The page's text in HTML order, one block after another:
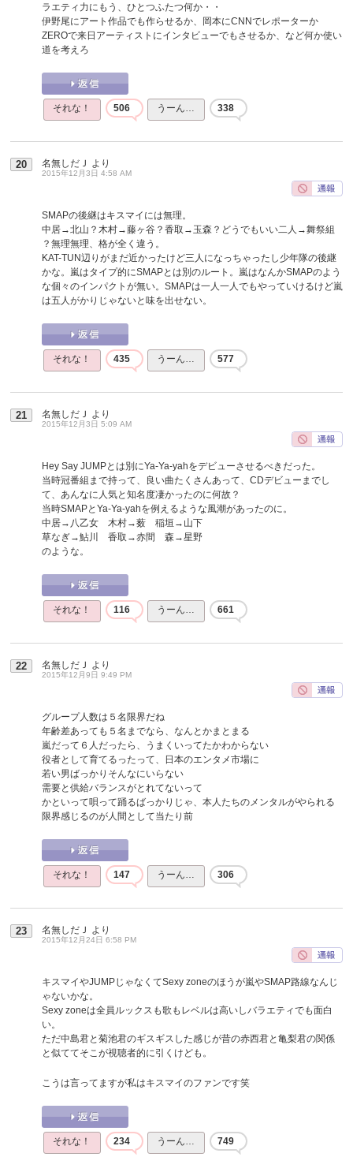
ラエティ力にもう、ひとつふたつ何か・・
伊野尾にアート作品でも作らせるか、岡本にCNNでレポーターか
ZEROで来日アーティストにインタビューでもさせるか、など何か使い
道を考えろ
それな！ 506 うーん… 338
20 名無しだＪ より
2015年12月3日 4:58 AM
SMAPの後継はキスマイには無理。
中居→北山？木村→藤ヶ谷？香取→玉森？どうでもいい二人→舞祭組
？無理無理、格が全く違う。
KAT-TUN辺りがまだ近かったけど三人になっちゃったし少年隊の後継
かな。嵐はタイプ的にSMAPとは別のルート。嵐はなんかSMAPのよう
な個々のインパクトが無い。SMAPは一人一人でもやっていけるけど嵐
は五人がかりじゃないと味を出せない。
それな！ 435 うーん… 577
21 名無しだＪ より
2015年12月3日 5:09 AM
Hey Say JUMPとは別にYa-Ya-yahをデビューさせるべきだった。
当時冠番組まで持って、良い曲たくさんあって、CDデビューまでし
て、あんなに人気と知名度凄かったのに何故？
当時SMAPとYa-Ya-yahを例えるような風潮があったのに。
中居→八乙女 木村→薮 稲垣→山下
草なぎ→鮎川 香取→赤間 森→星野
のような。
それな！ 116 うーん… 661
22 名無しだＪ より
2015年12月9日 9:49 PM
グループ人数は５名限界だね
年齢差あっても５名までなら、なんとかまとまる
嵐だって６人だったら、うまくいってたかわからない
役者として育てるったって、日本のエンタメ市場に
若い男ばっかりそんなにいらない
需要と供給バランスがとれてないって
かといって唄って踊るばっかりじゃ、本人たちのメンタルがやられる
限界感じるのが人間として当たり前
それな！ 147 うーん… 306
23 名無しだＪ より
2015年12月24日 6:58 PM
キスマイやJUMPじゃなくてSexy zoneのほうが嵐やSMAP路線なんじ
ゃないかな。
Sexy zoneは全員ルックスも歌もレベルは高いしバラエティでも面白
い。
ただ中島君と菊池君のギスギスした感じが昔の赤西君と亀梨君の関係
と似ててそこが視聴者的に引くけども。
こうは言ってますが私はキスマイのファンです笑
それな！ 234 うーん… 749